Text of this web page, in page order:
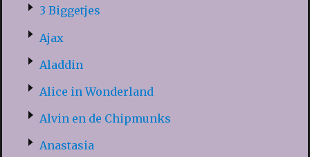
3 Biggetjes
Ajax
Aladdin
Alice in Wonderland
Alvin en de Chipmunks
Anastasia